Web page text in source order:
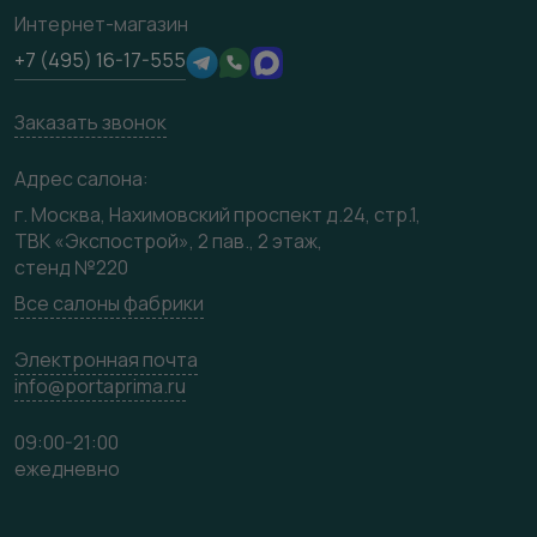
Техническая информация
Юридическая информация
Сертификаты
Производство
Медиацентр
Видео
Карта сайта
Интернет-магазин
+7 (495) 16-17-555
Заказать звонок
Адрес салона:
г. Москва, Нахимовский проспект д.24, стр.1,
ТВК «Экспострой», 2 пав., 2 этаж,
стенд №220
Все салоны фабрики
Электронная почта
info@portaprima.ru
09:00-21:00
ежедневно